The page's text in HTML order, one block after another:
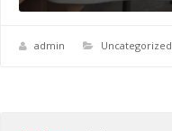
admin Uncategorized